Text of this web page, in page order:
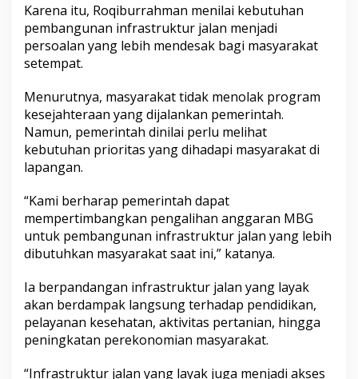
Karena itu, Roqiburrahman menilai kebutuhan
pembangunan infrastruktur jalan menjadi
persoalan yang lebih mendesak bagi masyarakat
setempat.
Menurutnya, masyarakat tidak menolak program
kesejahteraan yang dijalankan pemerintah.
Namun, pemerintah dinilai perlu melihat
kebutuhan prioritas yang dihadapi masyarakat di
lapangan.
“Kami berharap pemerintah dapat
mempertimbangkan pengalihan anggaran MBG
untuk pembangunan infrastruktur jalan yang lebih
dibutuhkan masyarakat saat ini,” katanya.
Ia berpandangan infrastruktur jalan yang layak
akan berdampak langsung terhadap pendidikan,
pelayanan kesehatan, aktivitas pertanian, hingga
peningkatan perekonomian masyarakat.
“Infrastruktur jalan yang layak juga menjadi akses